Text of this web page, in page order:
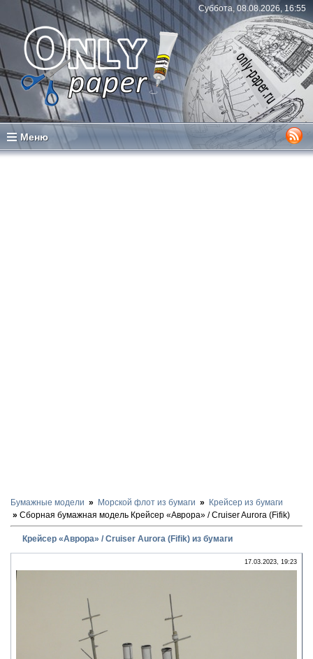
Суббота, 08.08.2026, 16:55
Меню
Бумажные модели Морской флот из бумаги
Крейсер из бумаги
Сборная бумажная модель Крейсер «Аврора» / Cruiser Aurora (Fifik)
Крейсер «Аврора» / Cruiser Aurora (Fifik) из бумаги
17.03.2023, 19:23